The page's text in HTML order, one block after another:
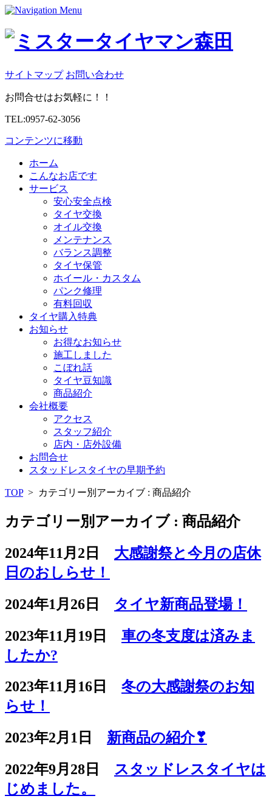
サイトマップ お問い合わせ
お問合せはお気軽に！！
TEL:0957-62-3056
コンテンツに移動
ホーム
こんなお店です
サービス
安心安全点検
タイヤ交換
オイル交換
メンテナンス
バランス調整
タイヤ保管
ホイール・カスタム
パンク修理
有料回収
タイヤ購入特典
お知らせ
お得なお知らせ
施工しました
こぼれ話
タイヤ豆知識
商品紹介
会社概要
アクセス
スタッフ紹介
店内・店外設備
お問合せ
スタッドレスタイヤの早期予約
TOP> カテゴリー別アーカイブ : 商品紹介
カテゴリー別アーカイブ : 商品紹介
2024年11月2日 大感謝祭と今月の店休
日のおしらせ！
2024年1月26日 タイヤ新商品登場！
2023年11月19日 車の冬支度は済みま
したか?
2023年11月16日 冬の大感謝祭のお知
らせ！
2023年2月1日 新商品の紹介❣
2022年9月28日 スタッドレスタイヤは
じめました。